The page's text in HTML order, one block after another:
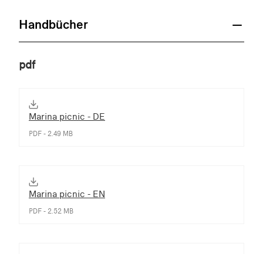
Handbücher
pdf
Marina picnic - DE
PDF - 2.49 MB
Marina picnic - EN
PDF - 2.52 MB